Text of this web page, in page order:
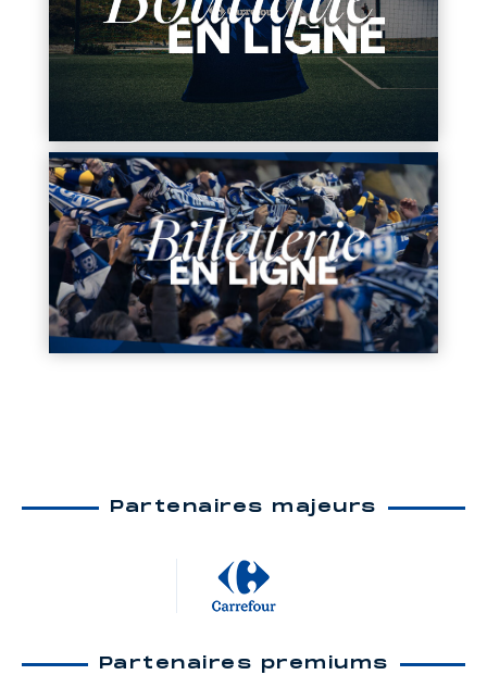
Partenaires majeurs
Partenaires premiums